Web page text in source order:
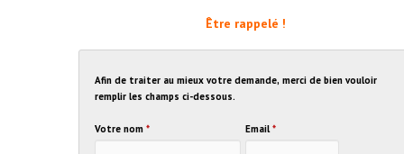
Être rappelé !
Afin de traiter au mieux votre demande, merci de bien vouloir
remplir les champs ci-dessous.
Votre nom* Email *